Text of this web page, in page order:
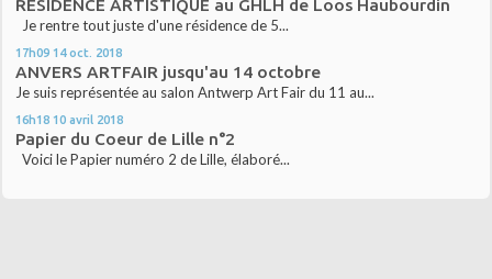
RESIDENCE ARTISTIQUE au GHLH de Loos Haubourdin
Je rentre tout juste d'une résidence de 5...
17h09 14 oct. 2018
ANVERS ARTFAIR jusqu'au 14 octobre
Je suis représentée au salon Antwerp Art Fair du 11 au...
16h18 10 avril 2018
Papier du Coeur de Lille n°2
Voici le Papier numéro 2 de Lille, élaboré...